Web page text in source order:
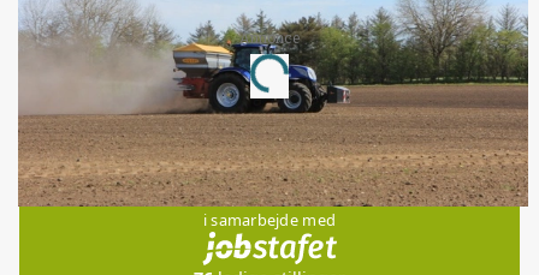
Annonce
Loading...
Jobs
i samarbejde med